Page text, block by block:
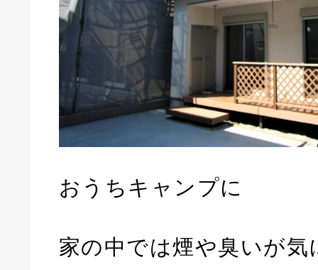
おうちキャンプに
家の中では煙や臭いが